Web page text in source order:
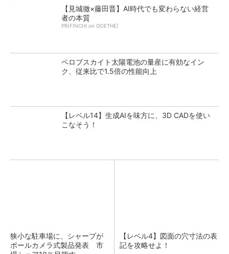
【見城徹×藤田晋】AI時代でも変わらない経営
者の本質
PR(FINCHI on GOETHE)
ペロブスカイト太陽電池の量産に有効なイン
ク、従来比で1.5倍の性能向上
【レベル14】生成AIを味方に、3D CADを使い
こなそう！
狭小な駐車場に、シャープが
ポールカメラ式製品発表 市
【レベル4】図面の穴寸法の表
記を攻略せよ！